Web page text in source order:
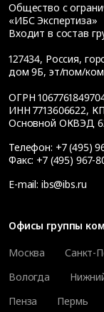
Общество с
«ИБС Экспертиза»
Входит в состав
127434, Россия,
дом 9Б, эт/пом/
ОГРН
ИНН 7713606622,
Основной ОКВЭД
Телефон: +7 (495)
Факс: +7 (495) 967-
E-mail: ibs@ibs.ru
Офисы группы
Москва
Санкт-
Вологда
Пенза
Пермь